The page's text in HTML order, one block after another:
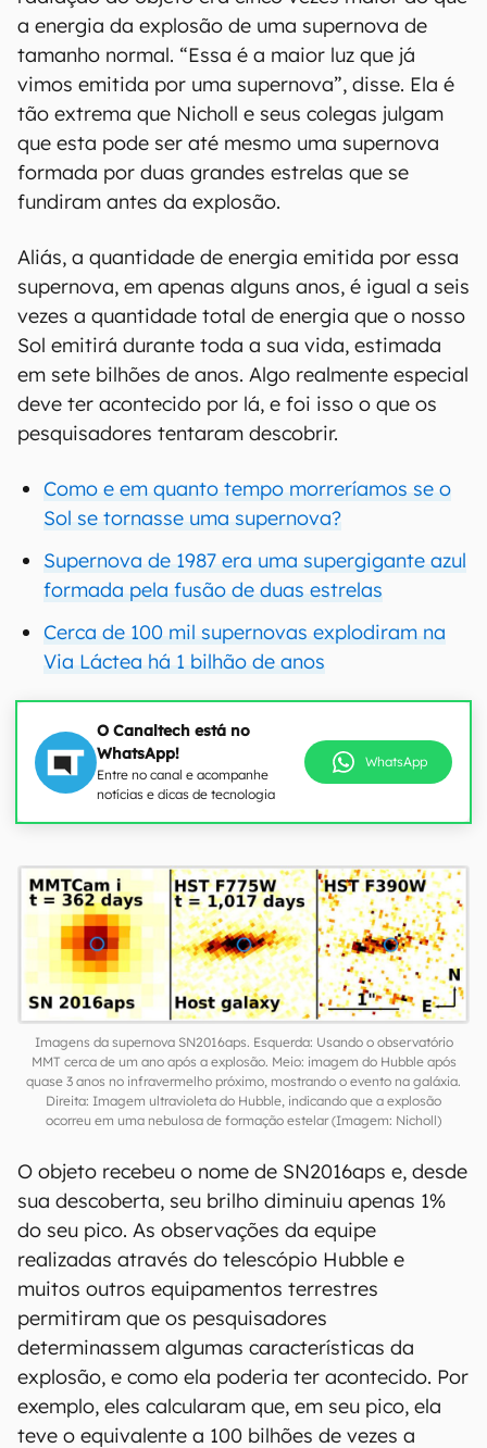
a energia da explosão de uma supernova de
tamanho normal. “Essa é a maior luz que já
vimos emitida por uma supernova”, disse. Ela é
tão extrema que Nicholl e seus colegas julgam
que esta pode ser até mesmo uma supernova
formada por duas grandes estrelas que se
fundiram antes da explosão.
Aliás, a quantidade de energia emitida por essa
supernova, em apenas alguns anos, é igual a seis
vezes a quantidade total de energia que o nosso
Sol emitirá durante toda a sua vida, estimada
em sete bilhões de anos. Algo realmente especial
deve ter acontecido por lá, e foi isso o que os
pesquisadores tentaram descobrir.
Como e em quanto tempo morreríamos se o
Sol se tornasse uma supernova?
Supernova de 1987 era uma supergigante azul
formada pela fusão de duas estrelas
Cerca de 100 mil supernovas explodiram na
Via Láctea há 1 bilhão de anos
O Canaltech está no
WhatsApp!
Entre no canal e acompanhe
notícias e dicas de tecnologia
WhatsApp
Imagens da supernova SN2016aps. Esquerda: Usando o observatório
MMT cerca de um ano após a explosão. Meio: imagem do Hubble após
quase 3 anos no infravermelho próximo, mostrando o evento na galáxia.
Direita: Imagem ultravioleta do Hubble, indicando que a explosão
ocorreu em uma nebulosa de formação estelar (Imagem: Nicholl)
O objeto recebeu o nome de SN2016aps e, desde